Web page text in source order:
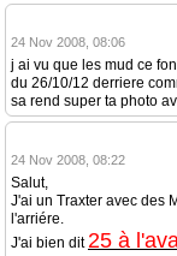
24 Nov 2008, 08:06
j ai vu que les mud ce
du 26/10/12 derriere
sa rend super ta photo
24 Nov 2008, 08:22
Salut,
J'ai un Traxter avec des
l'arriére.
J'ai bien dit25 à